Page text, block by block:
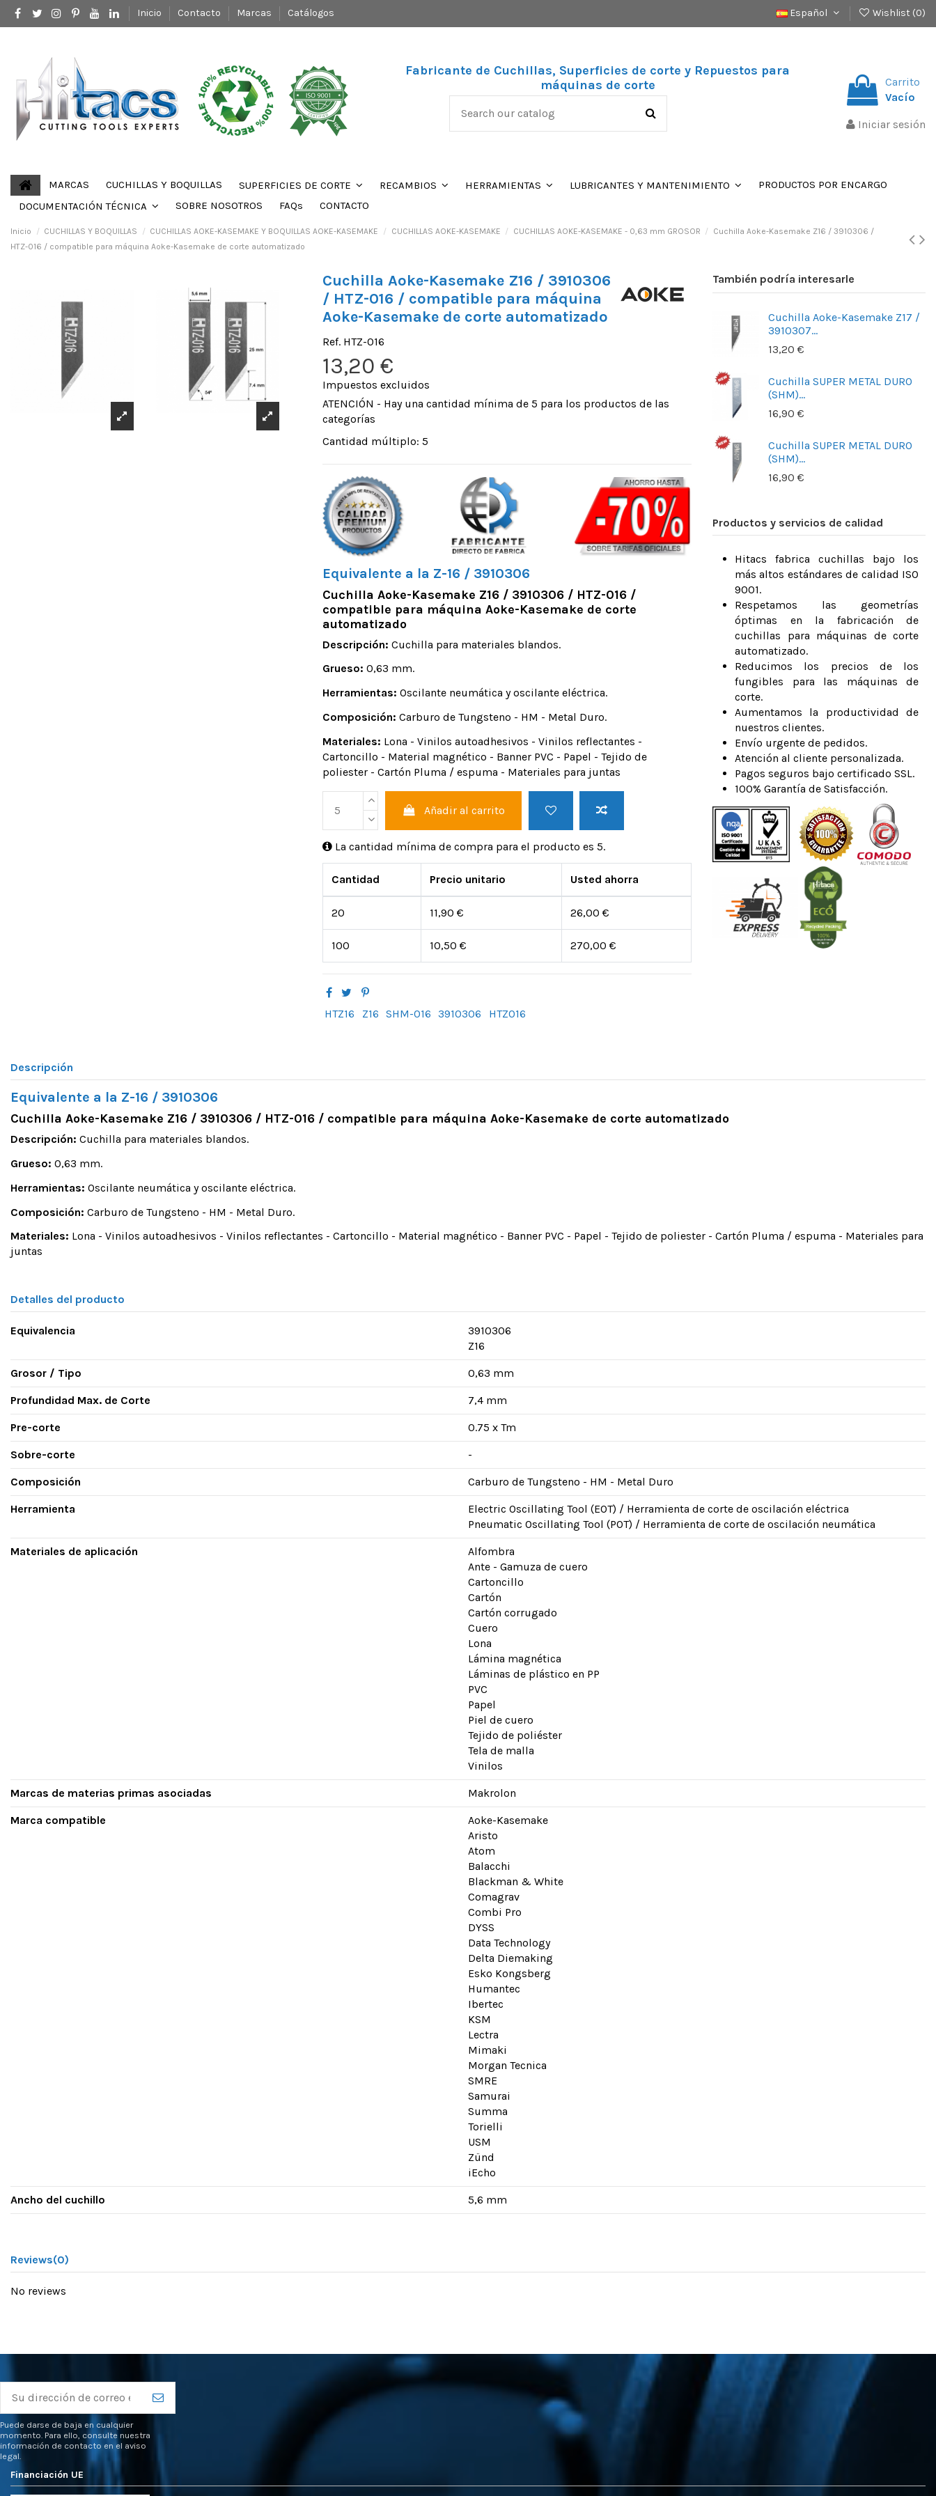
Inicio Contacto Marcas Catálogos Español Wishlist (0)
Fabricante de Cuchillas, Superficies de corte y Repuestos para
máquinas de corte
Carrito
Vacío
Iniciar sesión
MARCAS CUCHILLAS Y BOQUILLAS SUPERFICIES DE CORTE RECAMBIOS HERRAMIENTAS LUBRICANTES Y MANTENIMIENTO
PRODUCTOS POR ENCARGO
DOCUMENTACIÓN TÉCNICA
SOBRE NOSOTROS FAQs CONTACTO
Inicio CUCHILLAS Y BOQUILLAS CUCHILLAS AOKE-KASEMAKE Y BOQUILLAS AOKE-KASEMAKE CUCHILLAS AOKE-KASEMAKE CUCHILLAS AOKE-KASEMAKE - 0,63 mm GROSOR
Cuchilla Aoke-Kasemake Z16 / 3910306 /
HTZ-016 / compatible para máquina Aoke-Kasemake de corte automatizado
Cuchilla Aoke-Kasemake Z16 / 3910306
/ HTZ-016 / compatible para máquina
Aoke-Kasemake de corte automatizado
Ref. HTZ-016
13,20 €
Impuestos excluidos
ATENCIÓN - Hay una cantidad mínima de 5 para los productos de las
categorías
Cantidad múltiplo: 5
Equivalente a la Z-16 / 3910306
Cuchilla Aoke-Kasemake Z16 / 3910306 / HTZ-016 /
compatible para máquina Aoke-Kasemake de corte
automatizado
Descripción: Cuchilla para materiales blandos.
Grueso: 0,63 mm.
Herramientas: Oscilante neumática y oscilante eléctrica.
Composición: Carburo de Tungsteno - HM - Metal Duro.
Materiales: Lona - Vinilos autoadhesivos - Vinilos reflectantes -
Cartoncillo - Material magnético - Banner PVC - Papel - Tejido de
poliester - Cartón Pluma / espuma - Materiales para juntas
Añadir al carrito
La cantidad mínima de compra para el producto es 5.
Cantidad Precio unitario Usted ahorra
20 11,90 € 26,00 €
100 10,50 € 270,00 €
HTZ16 Z16 SHM-016 3910306 HTZ016
También podría interesarle
Cuchilla Aoke-Kasemake Z17 /
3910307...
13,20 €
Cuchilla SUPER METAL DURO
(SHM)...
16,90 €
Cuchilla SUPER METAL DURO
(SHM)...
16,90 €
Productos y servicios de calidad
Hitacs fabrica cuchillas bajo los
más altos estándares de calidad ISO
9001.
Respetamos las geometrías
óptimas en la fabricación de
cuchillas para máquinas de corte
automatizado.
Reducimos los precios de los
fungibles para las máquinas de
corte.
Aumentamos la productividad de
nuestros clientes.
Envío urgente de pedidos.
Atención al cliente personalizada.
Pagos seguros bajo certificado SSL.
100% Garantía de Satisfacción.
Descripción
Equivalente a la Z-16 / 3910306
Cuchilla Aoke-Kasemake Z16 / 3910306 / HTZ-016 / compatible para máquina Aoke-Kasemake de corte automatizado
Descripción: Cuchilla para materiales blandos.
Grueso: 0,63 mm.
Herramientas: Oscilante neumática y oscilante eléctrica.
Composición: Carburo de Tungsteno - HM - Metal Duro.
Materiales: Lona - Vinilos autoadhesivos - Vinilos reflectantes - Cartoncillo - Material magnético - Banner PVC - Papel - Tejido de poliester - Cartón Pluma / espuma - Materiales para
juntas
Detalles del producto
Equivalencia
3910306
Z16
Grosor / Tipo 0,63 mm
Profundidad Max. de Corte 7,4 mm
Pre-corte 0.75 x Tm
Sobre-corte -
Composición Carburo de Tungsteno - HM - Metal Duro
Herramienta
Electric Oscillating Tool (EOT) / Herramienta de corte de oscilación eléctrica
Pneumatic Oscillating Tool (POT) / Herramienta de corte de oscilación neumática
Materiales de aplicación
Alfombra
Ante - Gamuza de cuero
Cartoncillo
Cartón
Cartón corrugado
Cuero
Lona
Lámina magnética
Láminas de plástico en PP
PVC
Papel
Piel de cuero
Tejido de poliéster
Tela de malla
Vinilos
Marcas de materias primas asociadas Makrolon
Marca compatible
Aoke-Kasemake
Aristo
Atom
Balacchi
Blackman & White
Comagrav
Combi Pro
DYSS
Data Technology
Delta Diemaking
Esko Kongsberg
Humantec
Ibertec
KSM
Lectra
Mimaki
Morgan Tecnica
SMRE
Samurai
Summa
Torielli
USM
Zünd
iEcho
Ancho del cuchillo 5,6 mm
Reviews(0)
No reviews
Puede darse de baja en cualquier
momento. Para ello, consulte nuestra
información de contacto en el aviso
legal.
Financiación UE